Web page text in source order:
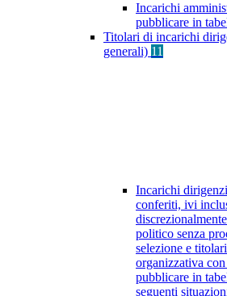
Incarichi
pubblicare in
Titolari di incarichi
generali) 11
Incarichi
conferiti, ivi
politico senza
selezione e
organizzativa
pubblicare in
seguenti